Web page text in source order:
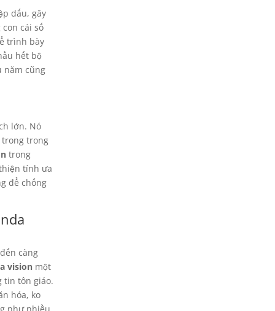
dấu, gây
cái số
trình bày
hết bộ
năm cũng
lớn. Nó
trong trong
trong
tính ưa
để chống
càng
vision một
tin tôn giáo.
hóa, ko